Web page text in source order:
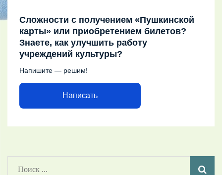
Сложности с получением «Пушкинской
карты» или приобретением билетов?
Знаете, как улучшить работу
учреждений культуры?
Напишите — решим!
Написать